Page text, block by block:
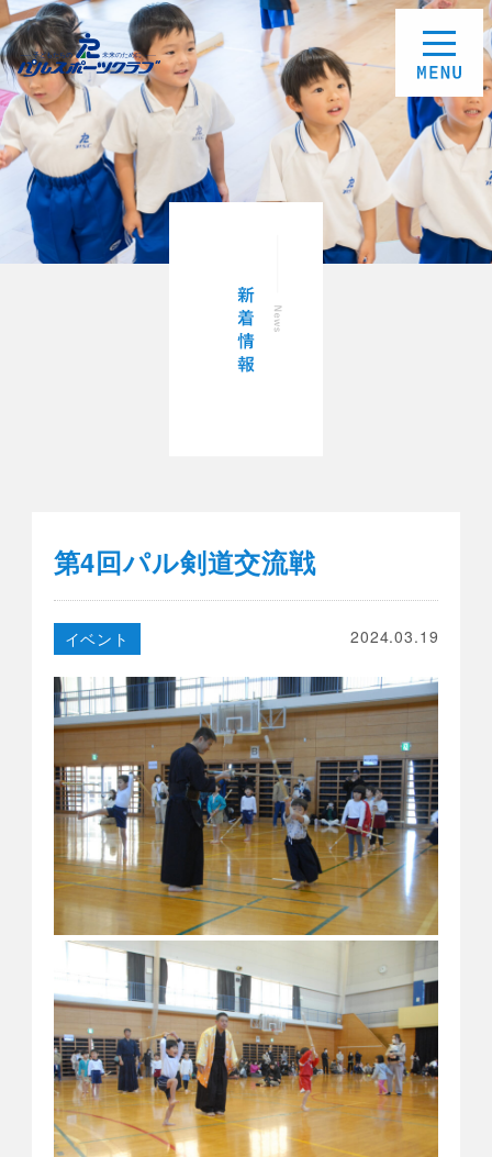
第4回パル剣道交流戦
2024.03.19
イベント